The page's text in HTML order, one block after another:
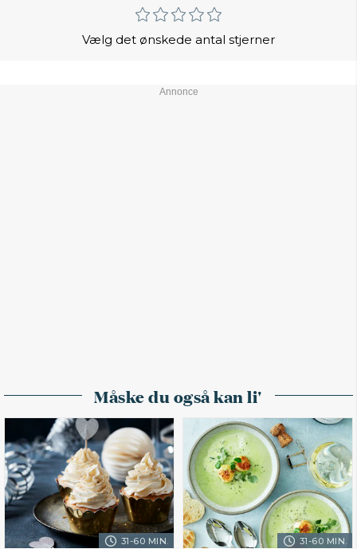
Vælg det ønskede antal stjerner
Måske du også kan li'
31-60 MIN. 31-60 MIN.